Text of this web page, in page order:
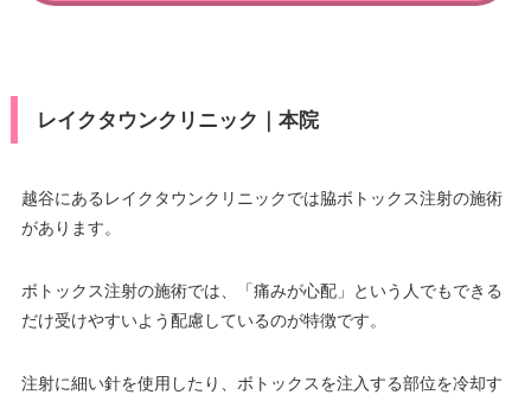
レイクタウンクリニック｜本院
越谷にあるレイクタウンクリニックでは脇ボトックス注射の施術
があります。
ボトックス注射の施術では、「痛みが心配」という人でもできる
だけ受けやすいよう配慮しているのが特徴です。
注射に細い針を使用したり、ボトックスを注入する部位を冷却す